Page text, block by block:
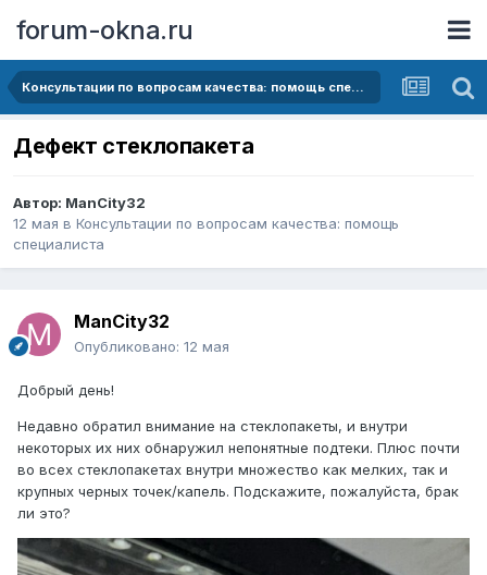
forum-okna.ru
Консультации по вопросам качества: помощь специалиста
Дефект стеклопакета
Автор: ManCity32
12 мая в Консультации по вопросам качества: помощь
специалиста
ManCity32
Опубликовано: 12 мая
Добрый день!
Недавно обратил внимание на стеклопакеты, и внутри
некоторых их них обнаружил непонятные подтеки. Плюс почти
во всех стеклопакетах внутри множество как мелких, так и
крупных черных точек/капель. Подскажите, пожалуйста, брак
ли это?